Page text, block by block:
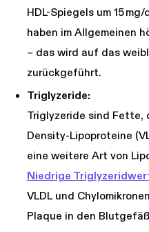
HDL-Spiegels um 15 mg/
haben im Allgemeinen
– das wird auf das
zurückgeführt.
Triglyzeride:
Triglyzeride sind Fette,
Density-Lipoproteine
eine weitere Art von
Niedrige
VLDL und
Plaque in den